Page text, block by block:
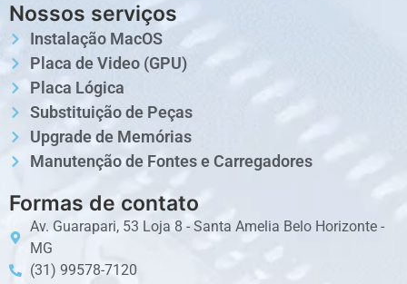
Nossos serviços
Instalação MacOS
Placa de Video (GPU)
Placa Lógica
Substituição de Peças
Upgrade de Memórias
Manutenção de Fontes e Carregadores
Formas de contato
Av. Guarapari, 53 Loja 8 - Santa Amelia Belo Horizonte -
MG
(31) 99578-7120